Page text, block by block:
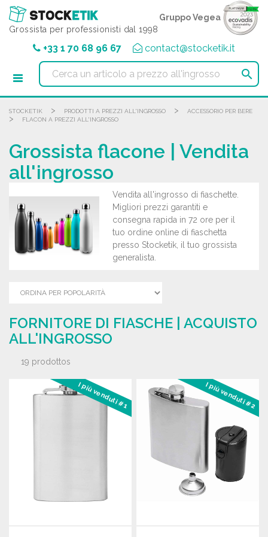
Grossista per professionisti dal 1998
Gruppo Vegea
+33 1 70 68 96 67 contact@stocketik.it

STOCKETIK > PRODOTTI A PREZZI ALL'INGROSSO > ACCESSORIO PER BERE
> FLACON A PREZZI ALL'INGROSSO
Grossista flacone | Vendita
all'ingrosso
Vendita all'ingrosso di fiaschette.
Migliori prezzi garantiti e
consegna rapida in 72 ore per il
tuo ordine online di fiaschetta
presso Stocketik, il tuo grossista
generalista.
FORNITORE DI FIASCHE | ACQUISTO
ALL'INGROSSO
19 prodottos
I più venduti #1 I più venduti #2
Pannello di gestione dei cookies